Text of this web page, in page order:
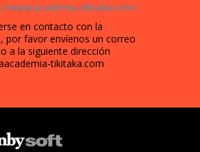
www.academia-tikitaka.com/
en contacto con la
por favor envíenos un correo
a la siguiente dirección
tikitaka.com